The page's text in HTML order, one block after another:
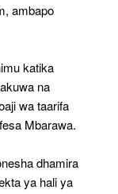
ambapo
katika
na
wa taarifa
Mbarawa.
dhamira
ya hali ya